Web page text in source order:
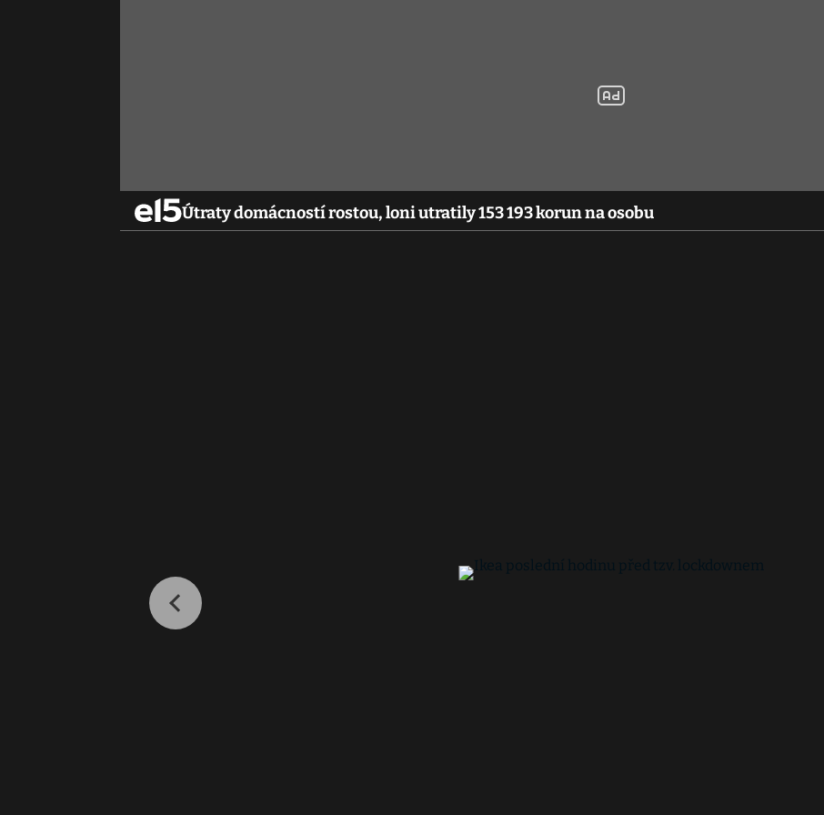
Útraty domácností rostou, loni utratily 153 193 korun na osobu